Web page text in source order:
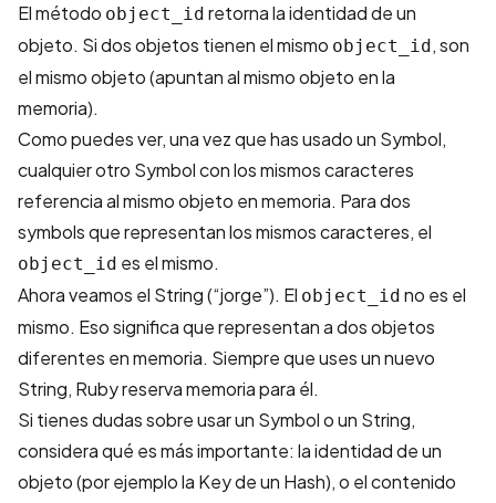
El método object_id retorna la identidad de un
objeto. Si dos objetos tienen el mismo object_id, son
el mismo objeto (apuntan al mismo objeto en la
memoria).
Como puedes ver, una vez que has usado un Symbol,
cualquier otro Symbol con los mismos caracteres
referencia al mismo objeto en memoria. Para dos
symbols que representan los mismos caracteres, el
object_id es el mismo.
Ahora veamos el String (“jorge”). El object_id no es el
mismo. Eso significa que representan a dos objetos
diferentes en memoria. Siempre que uses un nuevo
String, Ruby reserva memoria para él.
Si tienes dudas sobre usar un Symbol o un String,
considera qué es más importante: la identidad de un
objeto (por ejemplo la Key de un Hash), o el contenido